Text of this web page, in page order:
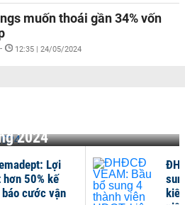
muốn thoái gần 34% vốn
- 12:35 | 24/05/2024
2024
Lợi
50% kế
cước vận